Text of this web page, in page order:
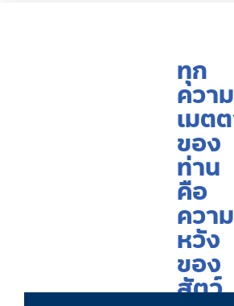
ทุก
ความ
เมต
ของ
ท่าน
คือ
ความ
หวัง
ของ
สัตว์